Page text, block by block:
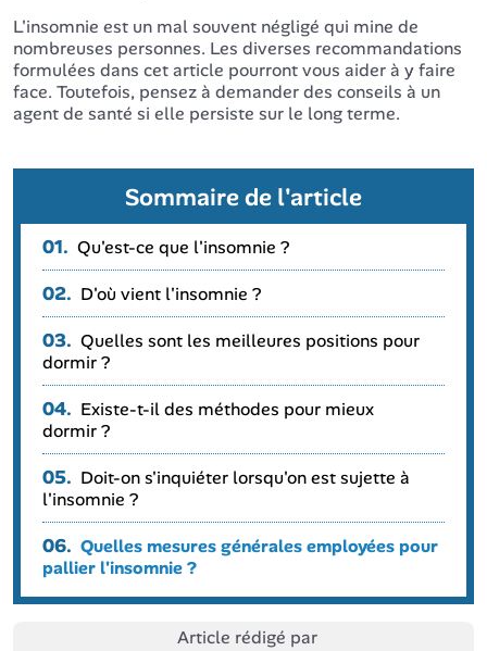
L'insomnie est un mal souvent négligé qui mine de
nombreuses personnes. Les diverses recommandations
formulées dans cet article pourront vous aider à y faire
face. Toutefois, pensez à demander des conseils à un
agent de santé si elle persiste sur le long terme.
Sommaire de l'article
01. Qu'est-ce que l'insomnie ?
02. D'où vient l'insomnie ?
03. Quelles sont les meilleures positions pour
dormir ?
04. Existe-t-il des méthodes pour mieux
dormir ?
05. Doit-on s'inquiéter lorsqu'on est sujette à
l'insomnie ?
06. Quelles mesures générales employées pour
pallier l'insomnie ?
Article rédigé par